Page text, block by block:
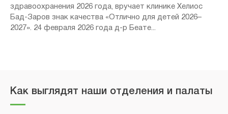
здравоохранения 2026 года, вручает клинике Хелиос
Бад-Заров знак качества «Отлично для детей 2026–
2027». 24 февраля 2026 года д-р Беате...
Как выглядят наши отделения и палаты